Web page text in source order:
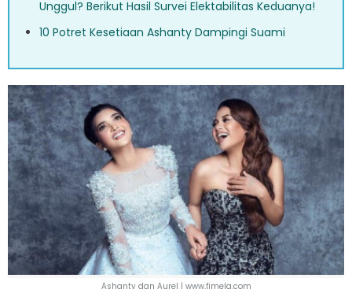
Unggul? Berikut Hasil Survei Elektabilitas Keduanya!
10 Potret Kesetiaan Ashanty Dampingi Suami
Ashanty dan Aurel | www.fimela.com